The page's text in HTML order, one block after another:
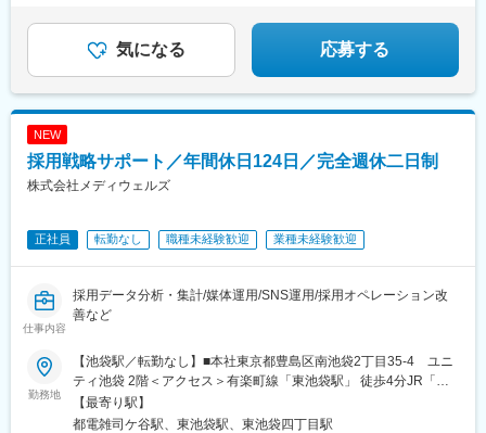
気になる 応募する
NEW
採用戦略サポート／年間休日124日／完全週休二日制
株式会社メディウェルズ
正社員 転勤なし 職種未経験歓迎 業種未経験歓迎
仕事内容
採用データ分析・集計/媒体運用/SNS運用/採用オペレーション改
善など
勤務地
【池袋駅／転勤なし】■本社東京都豊島区南池袋2丁目35-4 ユニ
ティ池袋 2階＜アクセス＞有楽町線「東池袋駅」 徒歩4分JR「池
袋駅」 徒歩10分※受動喫煙対策：あり
【最寄り駅】
都電雑司ケ谷駅、東池袋駅、東池袋四丁目駅